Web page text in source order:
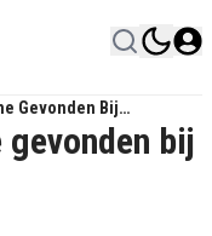
Gevonden Bij
bij